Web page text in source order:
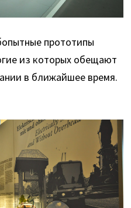
прототипы
из которых обещают
в ближайшее время.